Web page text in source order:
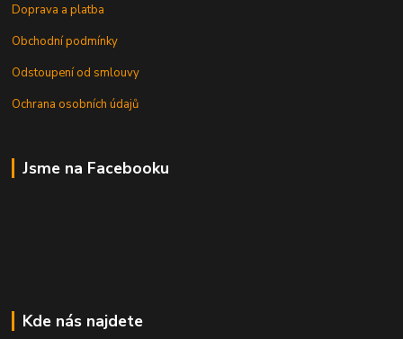
Doprava a platba
Obchodní podmínky
Odstoupení od smlouvy
Ochrana osobních údajů
Jsme na Facebooku
Kde nás najdete